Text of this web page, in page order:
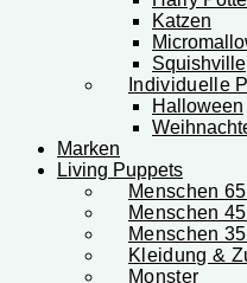
Katzen
Squishville
Individuelle
Halloween
Marken
Living Puppets
Menschen
Menschen
Menschen
Kleidung &
Monster